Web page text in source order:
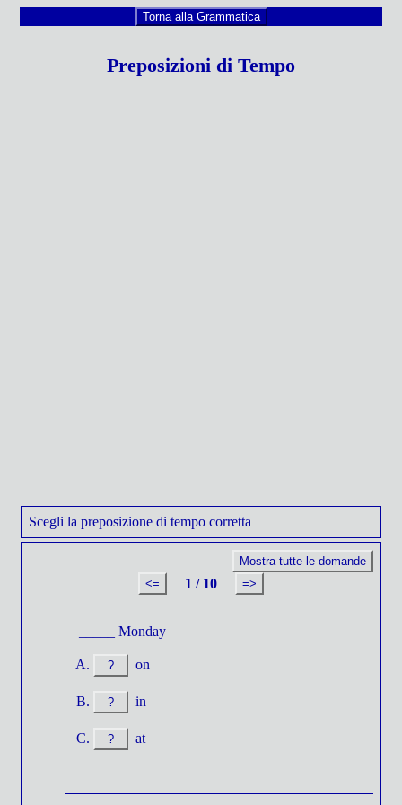
Torna alla Grammatica
Preposizioni di Tempo
Scegli la preposizione di tempo corretta
Mostra tutte le domande
<=
1 / 10 =>
_____ Monday
? on
? in
? at